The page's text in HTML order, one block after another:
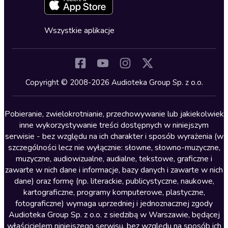
Kryminały
Lektury szkolne
Literatura anglojęzyczna
Literatura faktu
Literatura obyczajowa
Literatura piękna obca
Literatura piękna polska
Nagrania relaksacyjne
Nauka języków
Cykle audiobooków
Wszystkie aplikacje
Copyright © 2008-2026 Audioteka Group Sp. z o.o.
Pobieranie, zwielokrotnianie, przechowywanie lub jakiekolwiek
inne wykorzystywanie treści dostępnych w niniejszym
serwisie - bez względu na ich charakter i sposób wyrażenia (w
szczególności lecz nie wyłącznie: słowne, słowno-muzyczne,
muzyczne, audiowizualne, audialne, tekstowe, graficzne i
zawarte w nich dane i informacje, bazy danych i zawarte w nich
dane) oraz formę (np. literackie, publicystyczne, naukowe,
kartograficzne, programy komputerowe, plastyczne,
fotograficzne) wymaga uprzedniej i jednoznacznej zgody
Audioteka Group Sp. z o.o. z siedzibą w Warszawie, będącej